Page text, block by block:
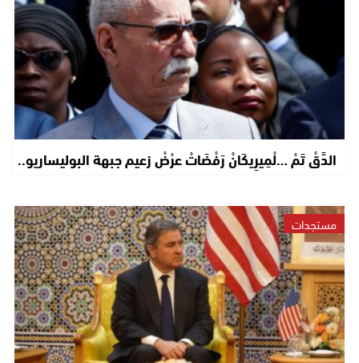
الدَّقْ تَمْ …لْمِيرِيكَانْ رَفْضَاتْ عرْضْ زعيم جبهة البوليساريو..
مستجدات